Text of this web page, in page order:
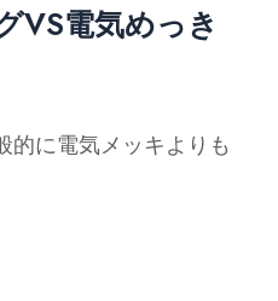
VS電気めっき
的に電気メッキよりも